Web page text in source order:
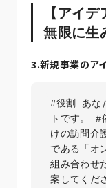
【アイ
無限に生
3.新規事業のア
#役割 あな
トです。 #
けの訪問介
である「オ
組み合わせ
案してくだ